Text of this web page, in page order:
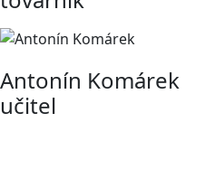
Antonín Komárek
učitel